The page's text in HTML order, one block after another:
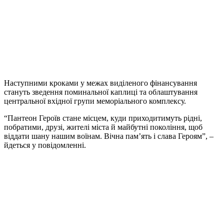
Наступними кроками у межах виділеного фінансування
стануть зведення поминальної каплиці та облаштування
центральної вхідної групи меморіального комплексу.
“Пантеон Героїв стане місцем, куди приходитимуть рідні,
побратими, друзі, жителі міста й майбутні покоління, щоб
віддати шану нашим воїнам. Вічна пам’ять і слава Героям”, –
йдеться у повідомленні.